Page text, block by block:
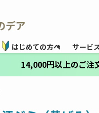
デア
はじめての方へ サービ
14,000円以上のご注